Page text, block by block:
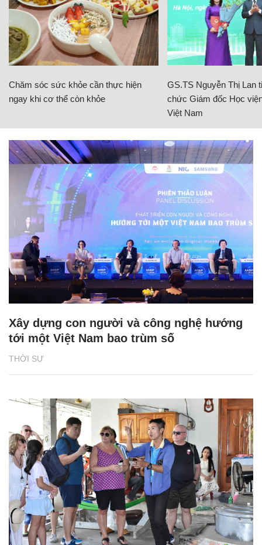
Chăm sóc sức khỏe cần thực hiện
ngay khi cơ thể còn khỏe
GS.TS Nguyễn Thị Lan
chức Giám đốc Học
Việt Nam
THỜI SỰ
Xây dựng con người và công nghệ hướng
tới một Việt Nam bao trùm số